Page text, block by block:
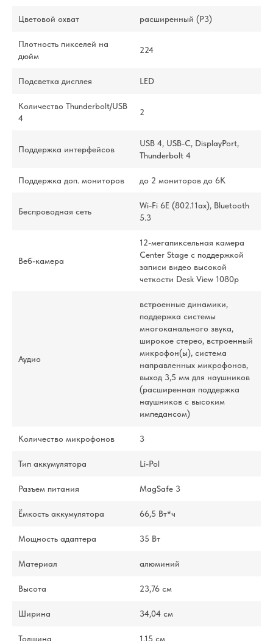
Цветовой охват расширенный (P3)
Плотность пикселей на
дюйм
224
Подсветка дисплея LED
Количество Thunderbolt/USB
4
2
Поддержка интерфейсов
USB 4, USB-C, DisplayPort,
Thunderbolt 4
Поддержка доп. мониторов до 2 мониторов до 6K
Беспроводная сеть
Wi-Fi 6E (802.11ax), Bluetooth
5.3
Веб-камера
12-мегапиксельная камера
Center Stage с поддержкой
записи видео высокой
четкости Desk View 1080p
Аудио
встроенные динамики,
поддержка системы
многоканального звука,
широкое стерео, встроенный
микрофон(ы), система
направленных микрофонов,
выход 3,5 мм для наушников
(расширенная поддержка
наушников с высоким
импедансом)
Количество микрофонов 3
Тип аккумулятора Li-Pol
Разъем питания MagSafe 3
Ёмкость аккумулятора 66,5 Вт*ч
Мощность адаптера 35 Вт
Материал алюминий
Высота 23,76 см
Ширина 34,04 см
Толщина 1,15 см